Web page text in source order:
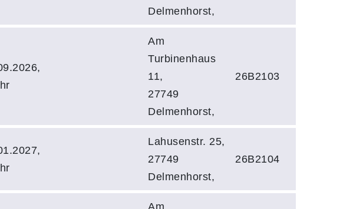
Delmenhorst,
Am
Turbinenhaus
11,
27749
Delmenhorst,
26B2103
Lahusenstr. 25,
27749
Delmenhorst,
26B2104
Am